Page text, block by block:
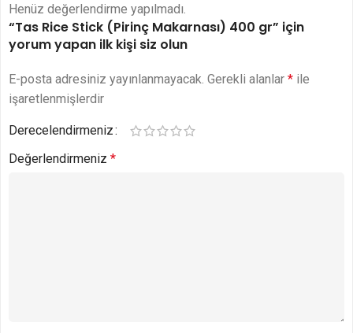
Henüz değerlendirme yapılmadı.
“Tas Rice Stick (Pirinç Makarnası) 400 gr” için
yorum yapan ilk kişi siz olun
E-posta adresiniz yayınlanmayacak. Gerekli alanlar * ile
işaretlenmişlerdir
Derecelendirmeniz
Değerlendirmeniz *